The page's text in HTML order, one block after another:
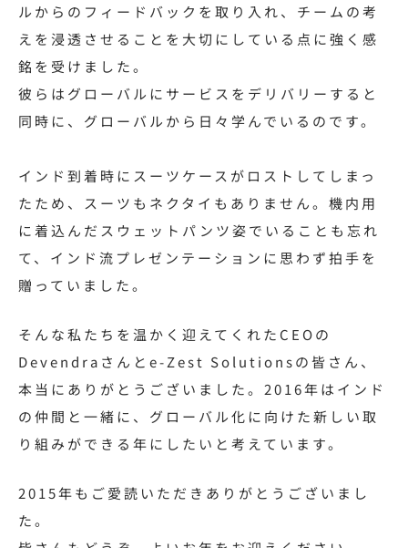
ルからのフィードバックを取り入れ、チームの考
えを浸透させることを大切にしている点に強く感
銘を受けました。
彼らはグローバルにサービスをデリバリーすると
同時に、グローバルから日々学んでいるのです。
インド到着時にスーツケースがロストしてしまっ
たため、スーツもネクタイもありません。機内用
に着込んだスウェットパンツ姿でいることも忘れ
て、インド流プレゼンテーションに思わず拍手を
贈っていました。
そんな私たちを温かく迎えてくれたCEOの
Devendraさんとe-Zest Solutionsの皆さん、
本当にありがとうございました。2016年はインド
の仲間と一緒に、グローバル化に向けた新しい取
り組みができる年にしたいと考えています。
2015年もご愛読いただきありがとうございまし
た。